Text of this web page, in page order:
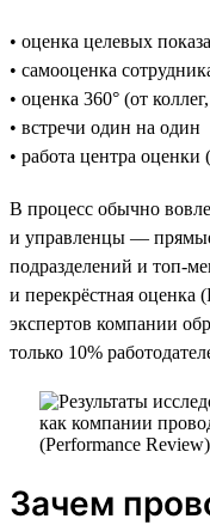
• оценка целевых
• самооценка
• оценка 360° (от
• встречи один на один
• работа центра оценки
В процесс обычно
и управленцы —
подразделений и топ-
и перекрёстная
экспертов компании
только 10%
Зачем